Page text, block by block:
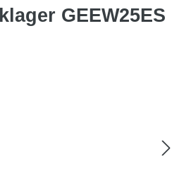
GEEW25ES